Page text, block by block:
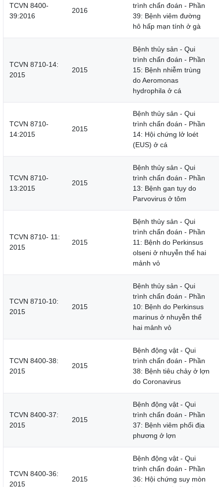
TCVN 8400-
39:2016
2016
trình chẩn đoán - Phần
39: Bệnh viêm đường
hô hấp mạn tính ở gà
TCVN 8710-14:
2015
2015
Bệnh thủy sản - Qui
trình chẩn đoán - Phần
15: Bệnh nhiễm trùng
do Aeromonas
hydrophila ở cá
TCVN 8710-
14:2015
2015
Bệnh thủy sản - Qui
trình chẩn đoán - Phần
14: Hội chứng lở loét
(EUS) ở cá
TCVN 8710-
13:2015
2015
Bệnh thủy sản - Qui
trình chẩn đoán - Phần
13: Bệnh gan tụy do
Parvovirus ở tôm
TCVN 8710- 11:
2015
2015
Bệnh thủy sản - Qui
trình chẩn đoán - Phần
11: Bệnh do Perkinsus
olseni ở nhuyễn thể hai
mảnh vỏ
TCVN 8710-10:
2015
2015
Bệnh thủy sản - Qui
trình chẩn đoán - Phần
10: Bệnh do Perkinsus
marinus ở nhuyễn thể
hai mảnh vỏ
TCVN 8400-38:
2015
2015
Bệnh động vật - Qui
trình chẩn đoán - Phần
38: Bệnh tiêu chảy ở lợn
do Coronavirus
TCVN 8400-37:
2015
2015
Bệnh động vật - Qui
trình chẩn đoán - Phần
37: Bệnh viêm phổi địa
phương ở lợn
TCVN 8400-36:
2015
2015
Bệnh động vật - Qui
trình chẩn đoán - Phần
36: Hội chứng suy mòn